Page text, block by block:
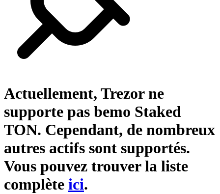
Actuellement, Trezor ne
supporte pas bemo Staked
TON. Cependant, de nombreux
autres actifs sont supportés.
Vous pouvez trouver la liste
complète ici.